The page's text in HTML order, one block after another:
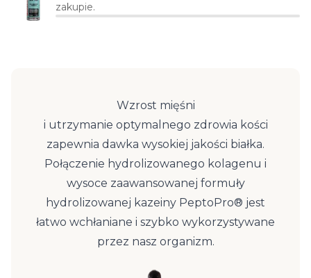
zakupie.
Wzrost mięśni
i utrzymanie optymalnego zdrowia kości
zapewnia dawka wysokiej jakości białka.
Połączenie hydrolizowanego kolagenu i
wysoce zaawansowanej formuły
hydrolizowanej kazeiny PeptoPro® jest
łatwo wchłaniane i szybko wykorzystywane
przez nasz organizm.